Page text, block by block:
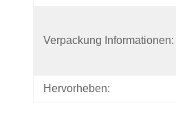
Verpackung Informationen:
Hervorheben: